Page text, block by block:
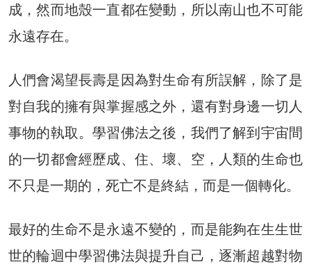
成，然而地殼一直都在變動，所以南山也不可能
永遠存在。
人們會渴望長壽是因為對生命有所誤解，除了是
對自我的擁有與掌握感之外，還有對身邊一切人
事物的執取。學習佛法之後，我們了解到宇宙間
的一切都會經歷成、住、壞、空，人類的生命也
不只是一期的，死亡不是終結，而是一個轉化。
最好的生命不是永遠不變的，而是能夠在生生世
世的輪迴中學習佛法與提升自己，逐漸超越對物